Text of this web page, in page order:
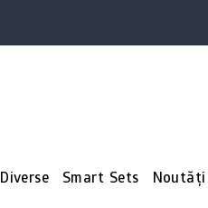
Diverse Smart Sets Noutăți